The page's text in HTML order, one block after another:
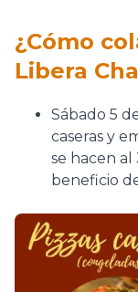
¿Cómo
Libera
Sábado 5
caseras y
se hacen al
beneficio